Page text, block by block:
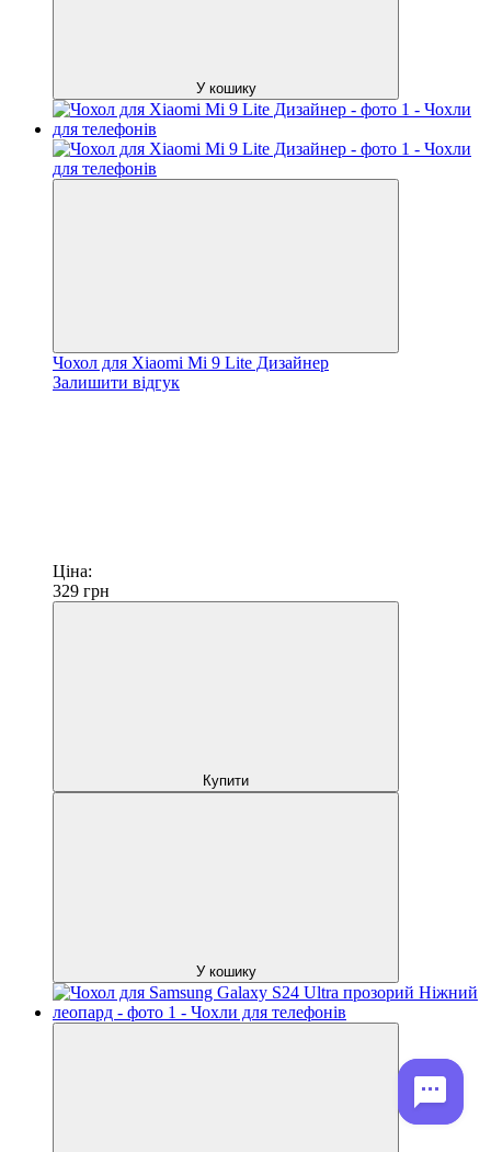
У кошику
Чохол для Xiaomi Mi 9 Lite Дизайнер
Залишити відгук
Ціна:
329 грн
Купити
У кошику